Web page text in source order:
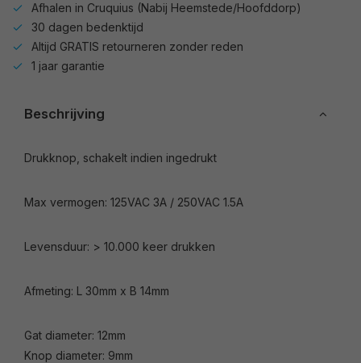
Afhalen in Cruquius (Nabij Heemstede/Hoofddorp)
30 dagen bedenktijd
Altijd GRATIS retourneren zonder reden
1 jaar garantie
Beschrijving
Drukknop, schakelt indien ingedrukt
Max vermogen: 125VAC 3A / 250VAC 1.5A
Levensduur: > 10.000 keer drukken
Afmeting: L 30mm x B 14mm
Gat diameter: 12mm
Knop diameter: 9mm